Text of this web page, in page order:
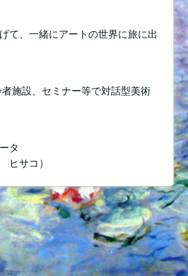
て、一緒にアートの世界に旅に出
施設、セミナー等で対話型美術
タ
ヒサコ）